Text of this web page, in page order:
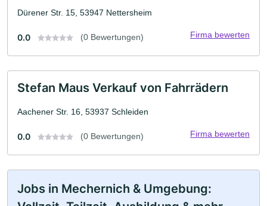
Dürener Str. 15, 53947 Nettersheim
0.0 (0 Bewertungen) Firma bewerten
Stefan Maus Verkauf von Fahrrädern
Aachener Str. 16, 53937 Schleiden
0.0 (0 Bewertungen) Firma bewerten
Jobs in Mechernich & Umgebung: